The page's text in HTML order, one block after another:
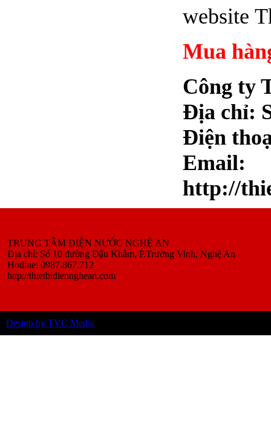
website
Mua
Công ty
Địa chỉ:
Điện
http://
TRUNG TÂM ĐIỆN NƯỚC NGHỆ AN
Địa chỉ: Số 10 đường Đậu Khâm, P.Trường Vinh, Nghệ An
Hotline: 0987.867.712
http://thietbidiennghean.com
Design by TVC Media